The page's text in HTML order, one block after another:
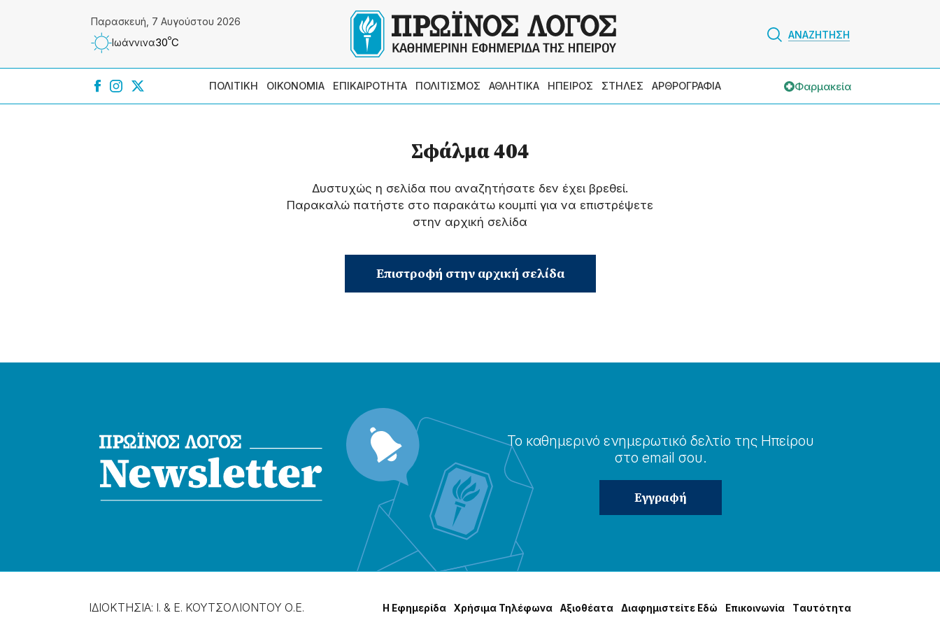
Παρασκευή, 7 Αυγούστου 2026
Ιωάννɩνα30ºC
ΑΝΑΖΗΤΗΣΗ
ΠΟΛΙΤΙΚΗ ΟΙΚΟΝΟΜΙΑ ΕΠΙΚΑΙΡΟΤΗΤΑ ΠΟΛΙΤΙΣΜΟΣ ΑΘΛΗΤΙΚΑ ΗΠΕΙΡΟΣ ΣΤΗΛΕΣ ΑΡΘΡΟΓΡΑΦΙΑ Φαρμακεία
Σφάλμα 404
Δυστυχώς η σελίδα που αναζητήσατε δεν έχει βρεθεί.
Παρακαλώ πατήστε στο παρακάτω κουμπί για να επιστρέψετε
στην αρχική σελίδα
Επιστροφή στην αρχική σελίδα
Το καθημερɩνό ενημερωτɩκό δελτίο της Ηπείρου
στο email σου.
ΙΔΙΟΚΤΗΣΙΑ: Ι. & Ε. ΚΟΥΤΣΟΛΙΟΝΤΟΥ Ο.Ε. Η Εφημερίδα Χρήσɩμα Τηλέφωνα Αξɩοθέατα Δɩαφημɩστείτε Εδώ Επɩκοɩνωνία Tαυτότητα